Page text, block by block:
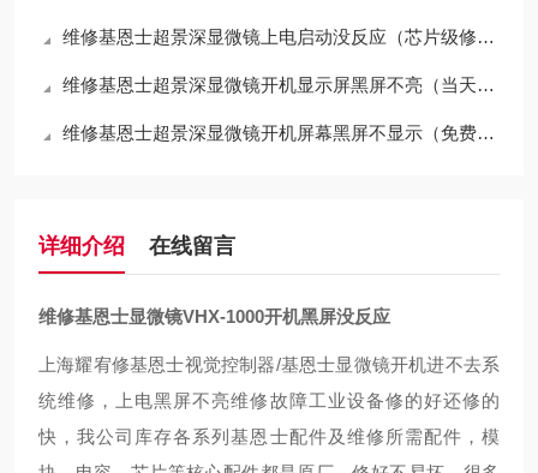
维修基恩士超景深显微镜上电启动没反应（芯片级修理）
维修基恩士超景深显微镜开机显示屏黑屏不亮（当天修好故障）
维修基恩士超景深显微镜开机屏幕黑屏不显示（免费检测）
详细介绍 在线留言
维修基恩士显微镜VHX-1000开机黑屏没反应
上海耀宥修基恩士视觉控制器/基恩士显微镜开机进不去系
统维修，上电黑屏不亮维修故障工业设备修的好还修的
快，我公司库存各系列基恩士配件及维修所需配件，模